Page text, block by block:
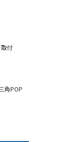
付
角POP